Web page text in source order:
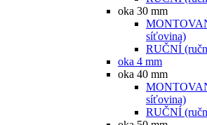
oka 30 mm
síťovina)
RUČNÍ
oka 4 mm
oka 40 mm
síťovina)
RUČNÍ